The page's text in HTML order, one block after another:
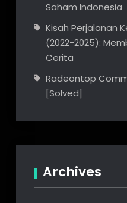
Saham Indonesia
Kisah Perjalanan
(2022-2025):
Cerita
Radeontop
[Solved]
Archives